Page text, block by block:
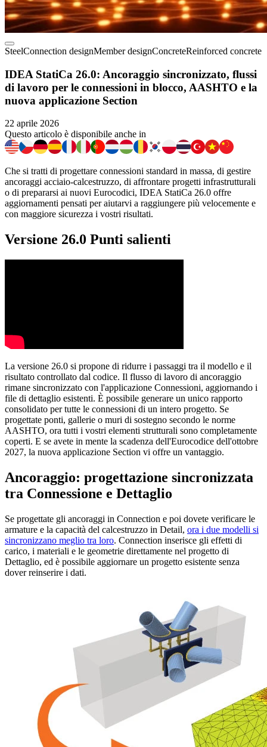
SteelConnection designMember designConcreteReinforced concrete
IDEA StatiCa 26.0: Ancoraggio sincronizzato, flussi
di lavoro per le connessioni in blocco, AASHTO e la
nuova applicazione Section
22 aprile 2026
Questo articolo è disponibile anche in
Che si tratti di progettare connessioni standard in massa, di gestire
ancoraggi acciaio-calcestruzzo, di affrontare progetti infrastrutturali
o di prepararsi ai nuovi Eurocodici, IDEA StatiCa 26.0 offre
aggiornamenti pensati per aiutarvi a raggiungere più velocemente e
con maggiore sicurezza i vostri risultati.
Versione 26.0 Punti salienti
La versione 26.0 si propone di ridurre i passaggi tra il modello e il
risultato controllato dal codice. Il flusso di lavoro di ancoraggio
rimane sincronizzato con l'applicazione Connessioni, aggiornando i
file di dettaglio esistenti. È possibile generare un unico rapporto
consolidato per tutte le connessioni di un intero progetto. Se
progettate ponti, gallerie o muri di sostegno secondo le norme
AASHTO, ora tutti i vostri elementi strutturali sono completamente
coperti. E se avete in mente la scadenza dell'Eurocodice dell'ottobre
2027, la nuova applicazione Section vi offre un vantaggio.
Ancoraggio: progettazione sincronizzata
tra Connessione e Dettaglio
Se progettate gli ancoraggi in Connection e poi dovete verificare le
armature e la capacità del calcestruzzo in Detail, ora i due modelli si
sincronizzano meglio tra loro. Connection inserisce gli effetti di
carico, i materiali e le geometrie direttamente nel progetto di
Dettaglio, ed è possibile aggiornare un progetto esistente senza
dover reinserire i dati.